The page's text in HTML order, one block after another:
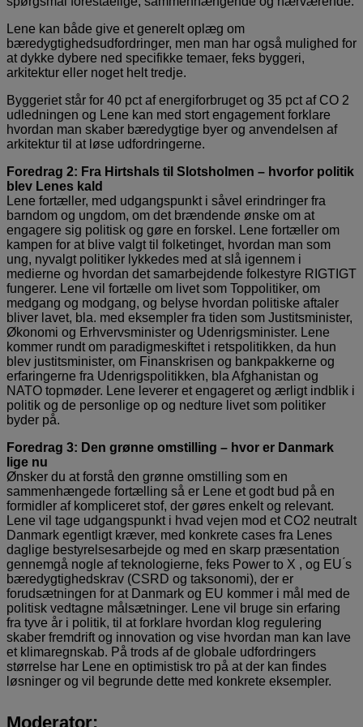
Lene kan både give et generelt oplæg om
bæredygtighedsudfordringer, men man har også mulighed for
at dykke dybere ned specifikke temaer, feks byggeri,
arkitektur eller noget helt tredje.
Byggeriet står for 40 pct af energiforbruget og 35 pct af CO 2
udledningen og Lene kan med stort engagement forklare
hvordan man skaber bæredygtige byer og anvendelsen af
arkitektur til at løse udfordringerne.
Foredrag 2: Fra Hirtshals til Slotsholmen – hvorfor politik
blev Lenes kald
Lene fortæller, med udgangspunkt i såvel erindringer fra
barndom og ungdom, om det brændende ønske om at
engagere sig politisk og gøre en forskel. Lene fortæller om
kampen for at blive valgt til folketinget, hvordan man som
ung, nyvalgt politiker lykkedes med at slå igennem i
medierne og hvordan det samarbejdende folkestyre RIGTIGT
fungerer. Lene vil fortælle om livet som Toppolitiker, om
medgang og modgang, og belyse hvordan politiske aftaler
bliver lavet, bla. med eksempler fra tiden som Justitsminister,
Økonomi og Erhvervsminister og Udenrigsminister. Lene
kommer rundt om paradigmeskiftet i retspolitikken, da hun
blev justitsminister, om Finanskrisen og bankpakkerne og
erfaringerne fra Udenrigspolitikken, bla Afghanistan og
NATO topmøder. Lene leverer et engageret og ærligt indblik i
politik og de personlige op og nedture livet som politiker
byder på.
Foredrag 3: Den grønne omstilling – hvor er Danmark
lige nu
Ønsker du at forstå den grønne omstilling som en
sammenhængede fortælling så er Lene et godt bud på en
formidler af kompliceret stof, der gøres enkelt og relevant.
Lene vil tage udgangspunkt i hvad vejen mod et CO2 neutralt
Danmark egentligt kræver, med konkrete cases fra Lenes
daglige bestyrelsesarbejde og med en skarp præsentation
gennemgå nogle af teknologierne, feks Power to X , og EU ́s
bæredygtighedskrav (CSRD og taksonomi), der er
forudsætningen for at Danmark og EU kommer i mål med de
politisk vedtagne målsætninger. Lene vil bruge sin erfaring
fra tyve år i politik, til at forklare hvordan klog regulering
skaber fremdrift og innovation og vise hvordan man kan lave
et klimaregnskab. På trods af de globale udfordringers
størrelse har Lene en optimistisk tro på at der kan findes
løsninger og vil begrunde dette med konkrete eksempler.
Moderator: